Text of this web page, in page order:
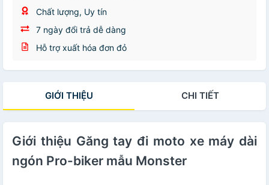
Chất lượng, Uy tín
7 ngày đổi trả dễ dàng
Hỗ trợ xuất hóa đơn đỏ
GIỚI THIỆU CHI TIẾT
Giới thiệu Găng tay đi moto xe máy dài
ngón Pro-biker mẫu Monster